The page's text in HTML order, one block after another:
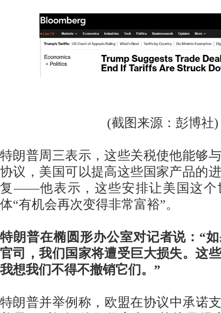
(截图来源：彭博社)
特朗普周三表示，这些关税使他能够
协议，美国可以提高这些国家产品的
复——他表示，这些安排让美国这个
体“有机会再次变得非常富裕”。
特朗普在椭圆形办公室对记者说：“
官司，我们国家将遭受巨大损失。这
我想我们不得不撤销它们。”
特朗普并举例称，欧盟在协议中承诺